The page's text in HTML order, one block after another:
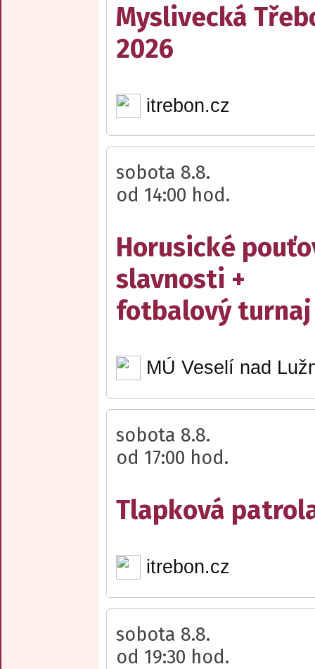
Myslivecká
2026
itrebon.cz
sobota 8.8.
od 14:00 hod.
Horusické
slavnosti +
fotbalový turnaj
MÚ Veselí nad
sobota 8.8.
od 17:00 hod.
Tlapková
itrebon.cz
sobota 8.8.
od 19:30 hod.